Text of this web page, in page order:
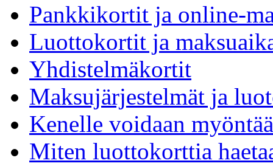
Pankkikortit ja online-
Luottokortit ja
Yhdistelmäkortit
Maksujärjestelmät ja
Kenelle voidaan
Miten luottokorttia